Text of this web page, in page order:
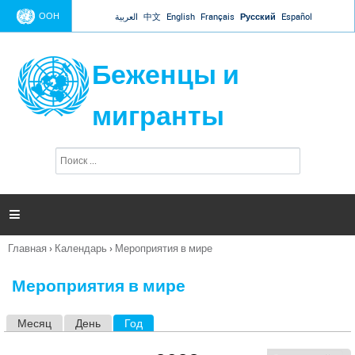
Jump to navigation
ООН العربية 中文 English Français Русский Español
Беженцы и
мигранты
п
и

Вы
Главная › Календарь › Мероприятия в мире
Мероприятия в мире
Месяц День Год